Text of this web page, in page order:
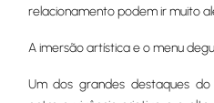
relacionamento podem ir muito
A imersão artística e o menu
Um dos grandes destaques do